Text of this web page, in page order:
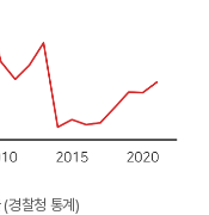
경찰청 통계)